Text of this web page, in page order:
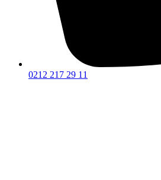
0212 217 29 11